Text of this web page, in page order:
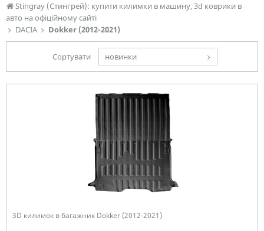
Stingray (Стингрей): купити килимки в машину, 3d коврики в
авто на офіційному сайті
DACIA
Dokker (2012-2021)
Сортувати новинки
3D килимок в багажник Dokker (2012-2021)